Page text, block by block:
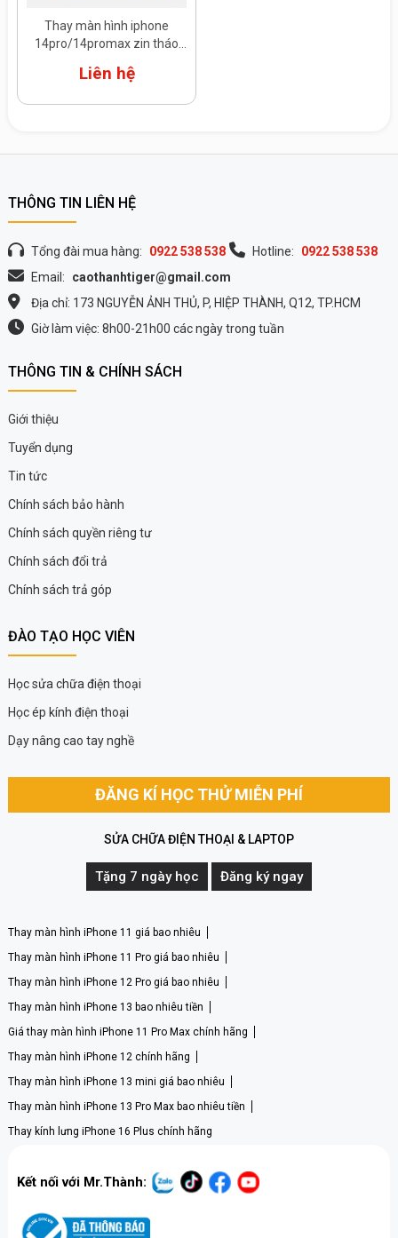
Thay màn hình iphone
14pro/14promax zin tháo
Liên hệ
THÔNG TIN LIÊN HỆ
Tổng đài mua hàng: 0922 538 538 Hotline:
0922 538 538
Email:
caothanhtiger@gmail.com
Địa chỉ: 173 NGUYỄN ẢNH THỦ, P, HIỆP THÀNH, Q12, TP.HCM
Giờ làm việc: 8h00-21h00 các ngày trong tuần
THÔNG TIN & CHÍNH SÁCH
Giới thiệu
Tuyển dụng
Tin tức
Chính sách bảo hành
Chính sách quyền riêng tư
Chính sách đổi trả
Chính sách trả góp
ĐÀO TẠO HỌC VIÊN
Học sửa chữa điện thoại
Học ép kính điện thoại
Dạy nâng cao tay nghề
ĐĂNG KÍ HỌC THỬ MIỄN PHÍ
SỬA CHỮA ĐIỆN THOẠI & LAPTOP
Tặng 7 ngày học Đăng ký ngay
Thay màn hình iPhone 11 giá bao nhiêu
Thay màn hình iPhone 11 Pro giá bao nhiêu
Thay màn hình iPhone 12 Pro giá bao nhiêu
Thay màn hình iPhone 13 bao nhiêu tiền
Giá thay màn hình iPhone 11 Pro Max chính hãng
Thay màn hình iPhone 12 chính hãng
Thay màn hình iPhone 13 mini giá bao nhiêu
Thay màn hình iPhone 13 Pro Max bao nhiêu tiền
Thay kính lưng iPhone 16 Plus chính hãng
Kết nối với Mr.Thành: